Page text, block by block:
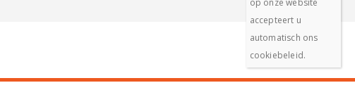
op onze website
accepteert u
automatisch ons
cookiebeleid.